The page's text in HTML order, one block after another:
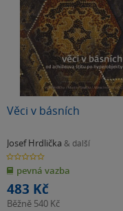
Věci v básních
Josef Hrdlička & další
0.0
z
5
hvězdiček
pevná vazba
483 Kč
Běžně 540 Kč